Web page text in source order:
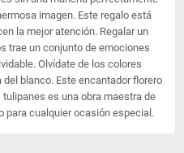
imagen. Este regalo está
la mejor atención. Regalar un
trae un conjunto de emociones
Olvídate de los colores
blanco. Este encantador florero
es una obra maestra de
para cualquier ocasión especial.